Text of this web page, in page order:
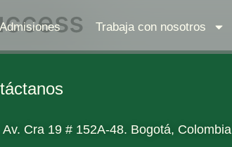
Trabaja con nosotros
Av. Cra 19 # 152A-48. Bogotá, Colombia